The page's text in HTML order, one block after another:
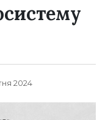
2024